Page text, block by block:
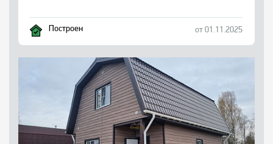
Построен от 01.11.2025